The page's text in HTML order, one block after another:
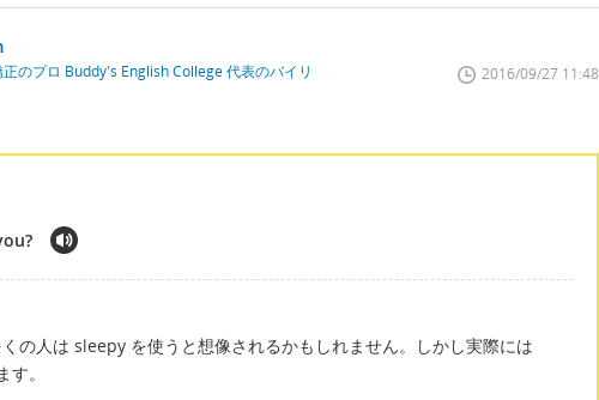
のプロ Buddy's English College 代表のバイリ
2016/09/27 11:48
くの人は sleepy を使うと想像されるかもしれません。しかし実際には
。